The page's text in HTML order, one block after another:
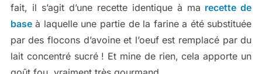
fait, il s’agit d’une recette identique à ma recette de
baseà laquelle une partie de la farine a été substituée
par des flocons d’avoine et l’oeuf est remplacé par du
lait concentré sucré ! Et mine de rien, cela apporte un